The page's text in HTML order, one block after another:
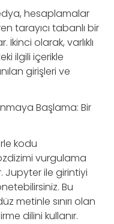
hesaplamalar
tarayıcı tabanlı bir
olarak, varlıklı
ilgili içerikle
girişleri ve
Başlama: Bir
kodu
vurgulama
Jupyter ile girintiyi
Bu
metinle sınırı olan
dilini kullanır.